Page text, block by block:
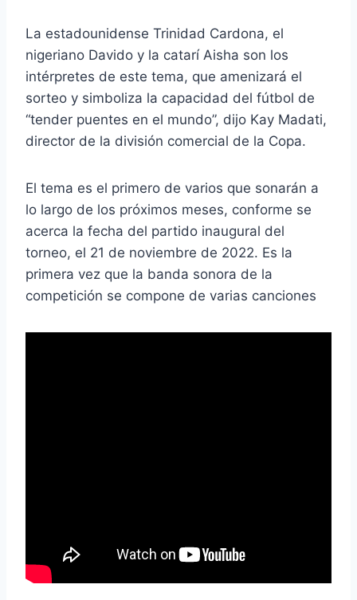
La estadounidense Trinidad Cardona, el
nigeriano Davido y la catarí Aisha son los
intérpretes de este tema, que amenizará el
sorteo y simboliza la capacidad del fútbol de
“tender puentes en el mundo”, dijo Kay Madati,
director de la división comercial de la Copa.
El tema es el primero de varios que sonarán a
lo largo de los próximos meses, conforme se
acerca la fecha del partido inaugural del
torneo, el 21 de noviembre de 2022. Es la
primera vez que la banda sonora de la
competición se compone de varias canciones